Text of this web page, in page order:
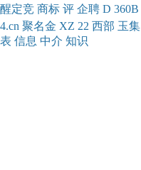
醒定竞 商标 评 企聘 D 360B
4.cn 聚名金 XZ 22 西部 玉集
表 信息 中介 知识